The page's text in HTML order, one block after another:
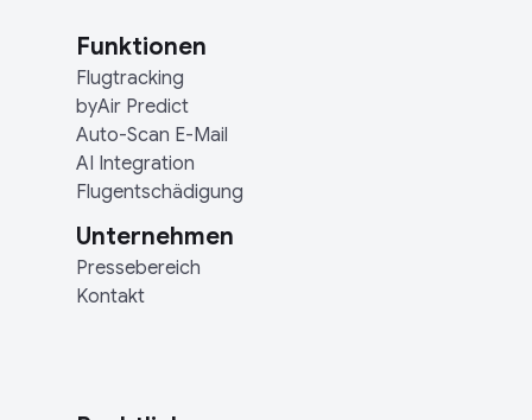
Funktionen
Flugtracking
byAir Predict
Auto-Scan E-Mail
AI Integration
Flugentschädigung
Unternehmen
Pressebereich
Kontakt